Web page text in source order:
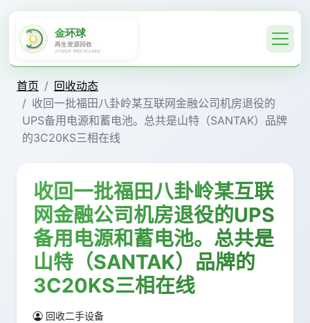
首页
回收动态
收回一批福田八卦岭某互联网金融公司机房退役的
UPS备用电源和蓄电池。总共是山特（SANTAK）品牌
的3C20KS三相在线
收回一批福田八卦岭某互联
网金融公司机房退役的UPS
备用电源和蓄电池。总共是
山特（SANTAK）品牌的
3C20KS三相在线
回收二手设备